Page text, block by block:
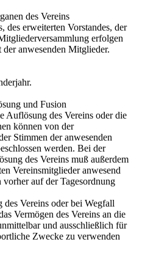
des Vereins
des erweiterten Vorstandes, der
erfolgen
anwesenden Mitglieder.
und Fusion
Auflösung des Vereins oder die
können von der
Stimmen der anwesenden
werden. Bei der
des Vereins muß außerdem
Vereinsmitglieder anwesend
auf der Tagesordnung
Vereins oder bei Wegfall
Vermögen des Vereins an die
und ausschließlich für
Zwecke zu verwenden